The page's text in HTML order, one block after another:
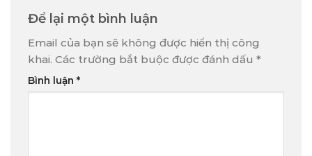
Để lại một bình luận
Email của bạn sẽ không được hiển thị công
khai. Các trường bắt buộc được đánh dấu *
Bình luận *